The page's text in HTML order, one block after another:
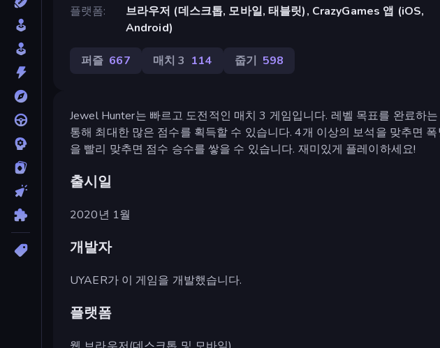
플랫폼
브라우저 (데스크톱, 모바일, 태블릿), CrazyGames 앱 (iOS,
Android)
퍼즐 667 매치 3 114 줍기 598
Jewel Hunter는 빠르고 도전적인 매치 3 게임입니다. 레벨 목표를 완료하
통해 최대한 많은 점수를 획득할 수 있습니다. 4개 이상의 보석을 맞추면
을 빨리 맞추면 점수 승수를 쌓을 수 있습니다. 재미있게 플레이하세요!
출시일
2020년 1월
개발자
UYAER가 이 게임을 개발했습니다.
플랫폼